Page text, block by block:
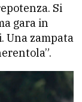
Si
gara in
Una zampata